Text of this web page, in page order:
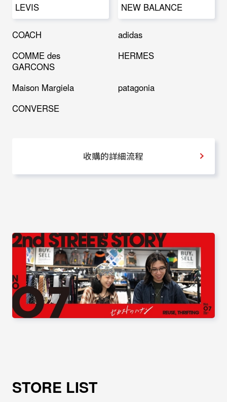
LEVIS NEW BALANCE
COACH
adidas
COMME des
GARCONS
HERMES
Maison Margiela
patagonia
CONVERSE
收購的詳細流程
STORE LIST